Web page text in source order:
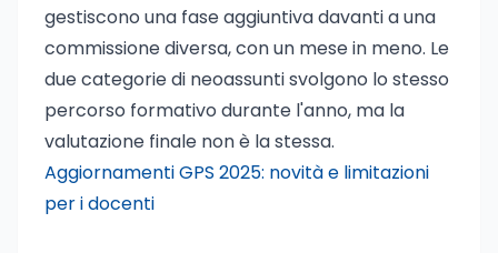
gestiscono una fase aggiuntiva davanti a una
commissione diversa, con un mese in meno. Le
due categorie di neoassunti svolgono lo stesso
percorso formativo durante l'anno, ma la
valutazione finale non è la stessa.
Aggiornamenti GPS 2025: novità e limitazioni
per i docenti